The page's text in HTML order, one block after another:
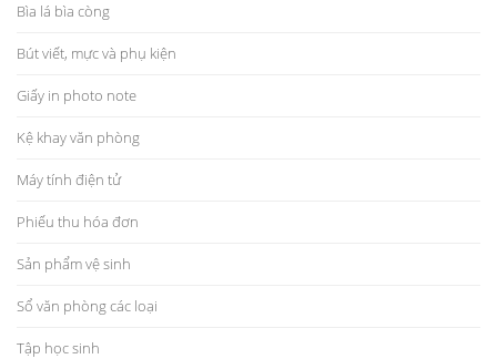
Bìa lá bìa còng
Bút viết, mực và phụ kiện
Giấy in photo note
Kệ khay văn phòng
Máy tính điện tử
Phiếu thu hóa đơn
Sản phẩm vệ sinh
Sổ văn phòng các loại
Tập học sinh